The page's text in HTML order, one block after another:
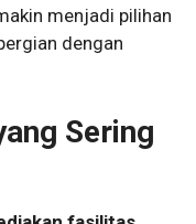
menjadi pilihan
dengan
Sering